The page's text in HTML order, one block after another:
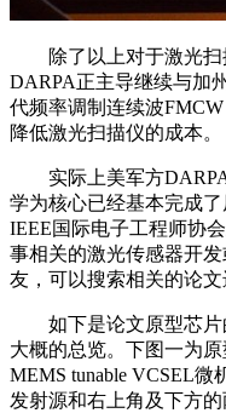
除了以上对于激光扫
DARPA正主导继续与加
代频率调制连续波
降低激光扫描仪的成本。
实际上美军方DARPA
学为核心已经基本完成
IEEE国际电子工程师协
事相关的激光传感器开
友，可以搜索相关的论文
如下是论文原型芯片
大概的总览。下图一为
MEMS tunable VCSEL
发射源和右上角及下方的